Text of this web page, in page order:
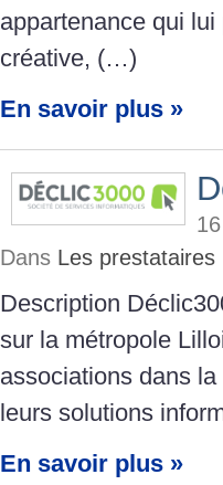
appartenance qui lui
créative, (…)
En savoir plus »
Dans Les prestataires
Description
sur la métropole
associations dans la
leurs solutions
En savoir plus »